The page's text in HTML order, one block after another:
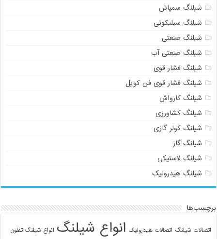
شیلنگ سمپاش
شیلنگ سیلیکونی
شیلنگ صنعتی
شیلنگ صنعتی آب
شیلنگ فشار قوی
شیلنگ فشار قوی فن کویل
شیلنگ کارواش
شیلنگ کشاورزی
شیلنگ کولر گازی
شیلنگ گاز
شیلنگ لاستیکی
شیلنگ هیدرولیک
برچسب‌ها
اتصالات شیلنگ اتصالات هیدرولیک انواع شیلنگ انواع شیلنگ تفلون